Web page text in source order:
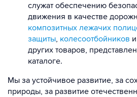
служат обеспечению
движения в качестве
композитных лежачих
защиты, колесоотбойников
других товаров,
каталоге.
Мы за устойчивое развитие, за
природы, за развитие